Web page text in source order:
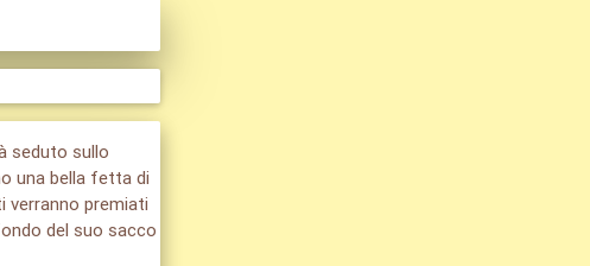
seduto sullo
una bella fetta di
verranno premiati
del suo sacco